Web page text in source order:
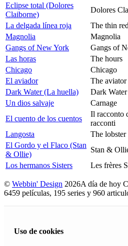
Eclipse total (Dolores
Claiborne)
Dolores
La delgada línea roja
The thin
Magnolia
Magnolia
Gangs of New York
Gangs of
Las horas
The hours
Chicago
Chicago
El aviador
The aviator
Dark Water (La huella)
Dark Water
Un dios salvaje
Carnage
El cuento de los cuentos
Il racconto
racconti
Langosta
The lobster
El Gordo y el Flaco (Stan
& Ollie)
Stan &
Los hermanos Sisters
Les frères
© Webbin' Design 2026A día de hoy
6459 películas, 195 series y 960
Uso de cookies